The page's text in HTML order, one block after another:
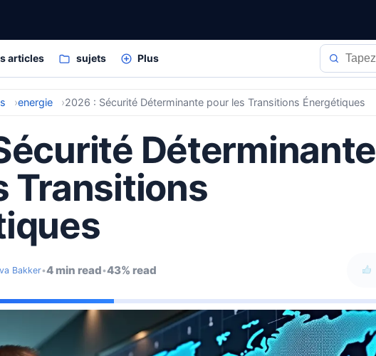
articles sujets Plus
energie 2026 : Sécurité Déterminante pour les Transitions Énergétiques
Déterminante
Transitions
Bakker•4 min read•43% read